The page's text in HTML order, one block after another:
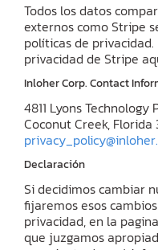
Todos los datos
externos como Stripe
políticas de
privacidad de Stripe
Inloher Corp. Contact
4811 Lyons Technology
Coconut Creek, Florida
Declaración
Si decidimos cambiar
fijaremos esos
privacidad, en la
que juzgamos